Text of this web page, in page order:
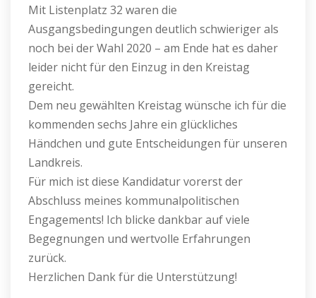
Mit Listenplatz 32 waren die
Ausgangsbedingungen deutlich schwieriger als
noch bei der Wahl 2020 – am Ende hat es daher
leider nicht für den Einzug in den Kreistag
gereicht.
Dem neu gewählten Kreistag wünsche ich für die
kommenden sechs Jahre ein glückliches
Händchen und gute Entscheidungen für unseren
Landkreis.
Für mich ist diese Kandidatur vorerst der
Abschluss meines kommunalpolitischen
Engagements! Ich blicke dankbar auf viele
Begegnungen und wertvolle Erfahrungen
zurück.
Herzlichen Dank für die Unterstützung!